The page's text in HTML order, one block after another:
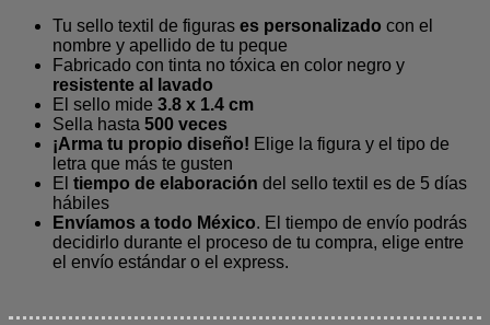
Tu sello textil de figuras es personalizado con el
nombre y apellido de tu peque
Fabricado con tinta no tóxica en color negro y
resistente al lavado
El sello mide 3.8 x 1.4 cm
Sella hasta 500 veces
¡Arma tu propio diseño! Elige la figura y el tipo de
letra que más te gusten
El tiempo de elaboración del sello textil es de 5 días
hábiles
Envíamos a todo México. El tiempo de envío podrás
decidirlo durante el proceso de tu compra, elige entre
el envío estándar o el express.